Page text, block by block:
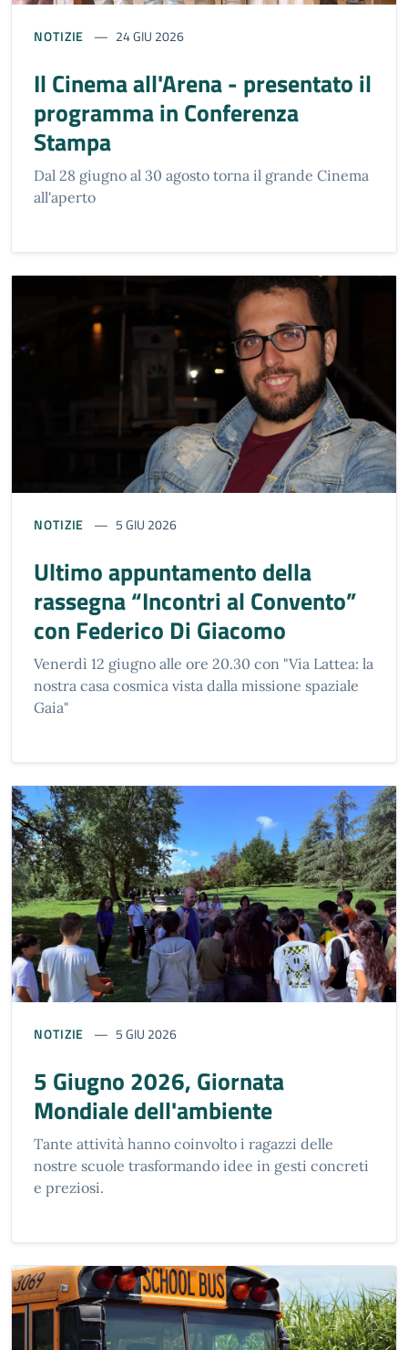
NOTIZIE 24 GIU 2026
Il Cinema all'Arena - presentato il
programma in Conferenza
Stampa
Dal 28 giugno al 30 agosto torna il grande Cinema
all'aperto
NOTIZIE 5 GIU 2026
Ultimo appuntamento della
rassegna “Incontri al Convento”
con Federico Di Giacomo
Venerdì 12 giugno alle ore 20.30 con "Via Lattea: la
nostra casa cosmica vista dalla missione spaziale
Gaia"
NOTIZIE 5 GIU 2026
5 Giugno 2026, Giornata
Mondiale dell'ambiente
Tante attività hanno coinvolto i ragazzi delle
nostre scuole trasformando idee in gesti concreti
e preziosi.